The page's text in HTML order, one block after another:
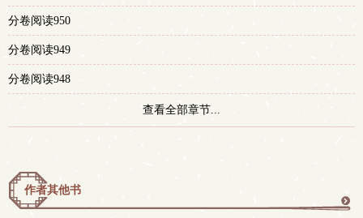
分卷阅读950
分卷阅读949
分卷阅读948
查看全部章节...
作者其他书